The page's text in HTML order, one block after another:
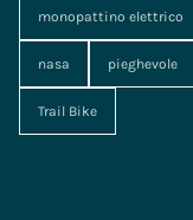
monopattino elettrico
nasa pieghevole
Trail Bike